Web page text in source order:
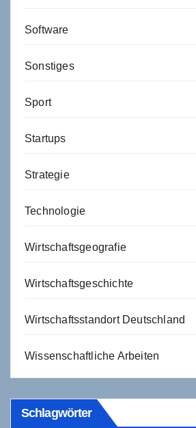
Software
Sonstiges
Sport
Startups
Strategie
Technologie
Wirtschaftsgeografie
Wirtschaftsgeschichte
Wirtschaftsstandort Deutschland
Wissenschaftliche Arbeiten
Schlagwörter